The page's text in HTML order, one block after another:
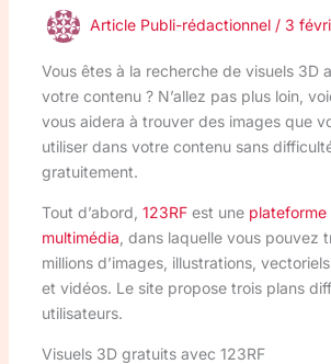
Article Publi-rédactionnel / 3
Vous êtes à la recherche de visuels 3D
votre contenu ? N’allez pas plus loin,
vous aidera à trouver des images que
utiliser dans votre contenu sans
gratuitement.
Tout d’abord, 123RFest une
multimédia , dans laquelle vous pouvez
millions d’images, illustrations,
et vidéos. Le site propose trois plans
utilisateurs.
Visuels 3D gratuits avec 123RF